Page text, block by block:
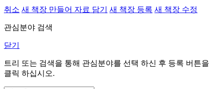
취소 새 책장 만들어 자료 담기 새 책장 등록 새 책장 수정
관심분야 검색
닫기
트리 또는 검색을 통해 관심분야를 선택 하신 후 등록 버튼을
클릭 하십시오.